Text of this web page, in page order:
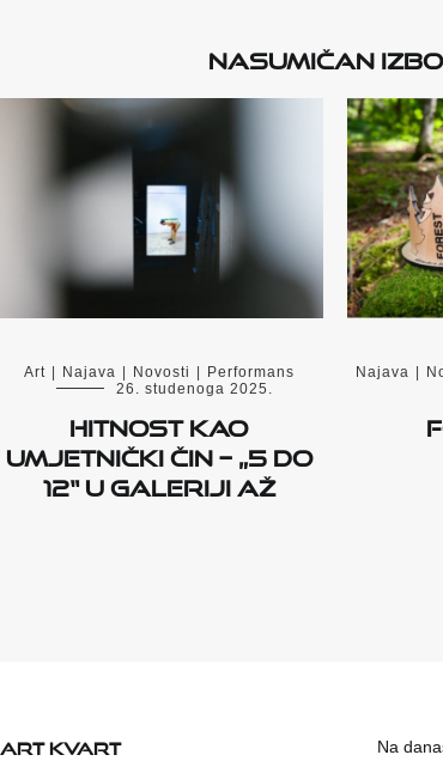
Nasumičan
Art | Najava | Novosti | Performans
26. studenoga 2025.
Hitnost kao
umjetnički čin – „5 do
12“ u Galeriji AŽ
Najava |
ART KVART
Na